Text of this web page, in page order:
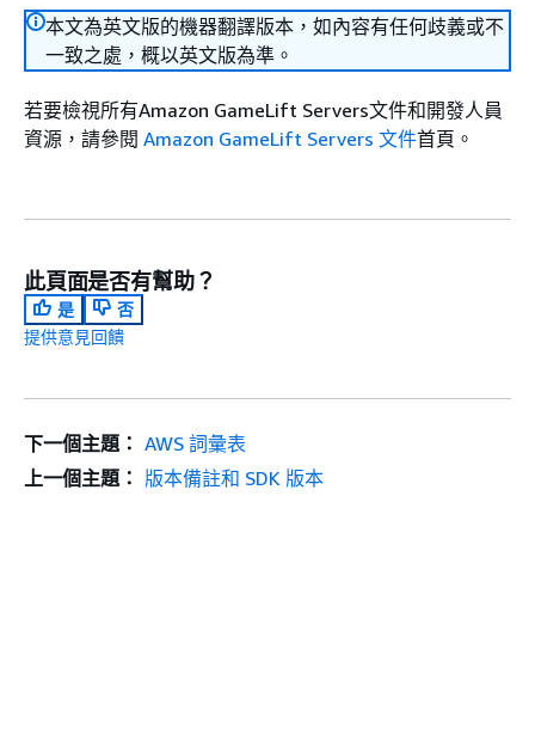
本文為英文版的機器翻譯版本，如內容有任何歧義或不
一致之處，概以英文版為準。
若要檢視所有Amazon GameLift Servers文件和開發人員
資源，請參閱 Amazon GameLift Servers 文件首頁。
此頁面是否有幫助？
是
否
提供意見回饋
下一個主題： AWS 詞彙表
上一個主題： 版本備註和 SDK 版本